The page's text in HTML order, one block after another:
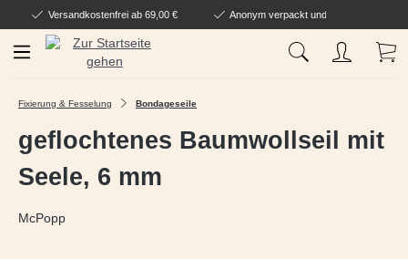
Zum Hauptinhalt springen
Versandkostenfrei ab 69,00 € Anonym verpackt und geliefert
Fixierung & Fesselung Bondageseile
geflochtenes Baumwollseil mit
Seele, 6 mm
McPopp